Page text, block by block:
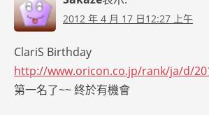
2012 年 4 月 17 日12:27 上午
ClariS Birthday
http://www.oricon.co.jp/rank/ja/d/
第一名了~~ 終於有機會